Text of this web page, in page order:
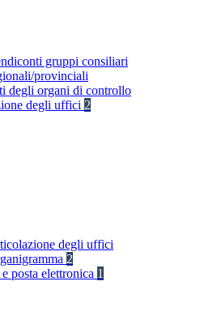
gruppi consiliari
provinciali
degli organi di controllo
degli uffici 2
degli uffici
2
posta elettronica 1